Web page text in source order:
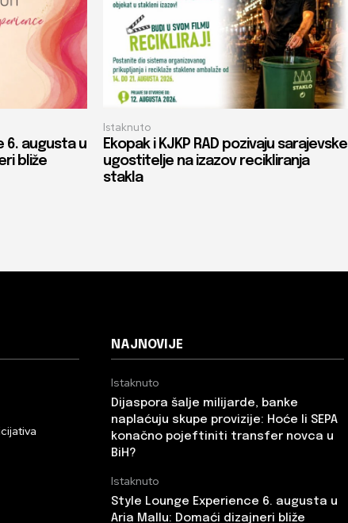
6. augusta u
bliže
Istaknuto
Ekopak i KJKP RAD pozivaju sarajevske
ugostitelje na izazov recikliranja
stakla
NAJNOVIJE
Istaknuto
Dijaspora šalje milijarde, banke
naplaćuju skupe provizije: Hoće li SEPA
konačno pojeftiniti transfer novca u
BiH?
Istaknuto
Style Lounge Experience 6. augusta u
Aria Mallu: Domaći dizajneri bliže